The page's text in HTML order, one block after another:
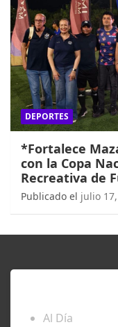
DEPORTES
*Fortalece
con la Copa
Recreativa de
Publicado el julio
Al Día